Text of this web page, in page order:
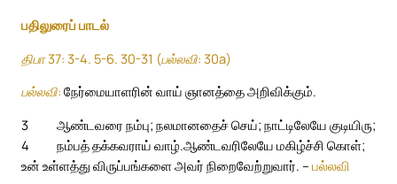
பதிலுரைப் பாடல்
திபா 37: 3-4. 5-6. 30-31 (பல்லவி: 30a)
பல்லவி: நேர்மையாளரின் வாய் ஞானத்தை அறிவிக்கும்.
3
ஆண்டவரை நம்பு; நலமானதைச் செய்; நாட்டிலேயே குடியிரு;
நம்பத் தக்கவராய் வாழ்.
4
ஆண்டவரிலேயே மகிழ்ச்சி கொள்;
உன் உள்ளத்து விருப்பங்களை அவர் நிறைவேற்றுவார். – பல்லவி